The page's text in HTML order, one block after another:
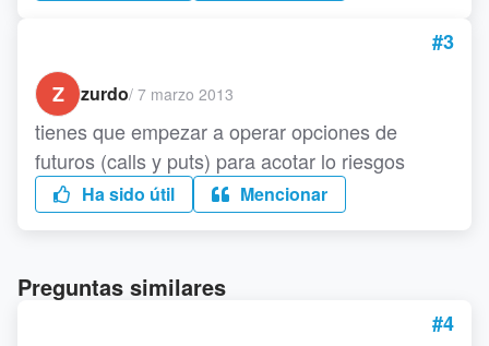
#3
Z
zurdo/ 7 marzo 2013
tienes que empezar a operar opciones de
futuros (calls y puts) para acotar lo riesgos
Ha sido útil Mencionar
Preguntas similares
#4